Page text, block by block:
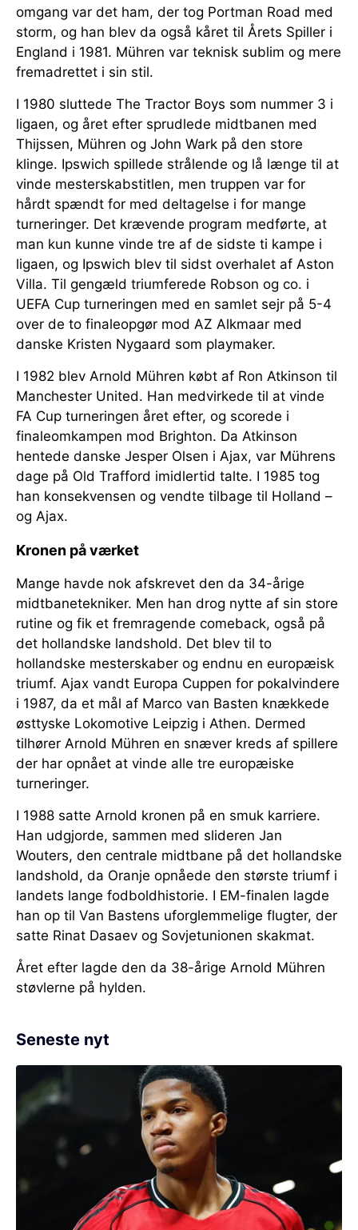
omgang var det ham, der tog Portman Road med
storm, og han blev da også kåret til Årets Spiller i
England i 1981. Mühren var teknisk sublim og mere
fremadrettet i sin stil.
I 1980 sluttede The Tractor Boys som nummer 3 i
ligaen, og året efter sprudlede midtbanen med
Thijssen, Mühren og John Wark på den store
klinge. Ipswich spillede strålende og lå længe til at
vinde mesterskabstitlen, men truppen var for
hårdt spændt for med deltagelse i for mange
turneringer. Det krævende program medførte, at
man kun kunne vinde tre af de sidste ti kampe i
ligaen, og Ipswich blev til sidst overhalet af Aston
Villa. Til gengæld triumferede Robson og co. i
UEFA Cup turneringen med en samlet sejr på 5-4
over de to finaleopgør mod AZ Alkmaar med
danske Kristen Nygaard som playmaker.
I 1982 blev Arnold Mühren købt af Ron Atkinson til
Manchester United. Han medvirkede til at vinde
FA Cup turneringen året efter, og scorede i
finaleomkampen mod Brighton. Da Atkinson
hentede danske Jesper Olsen i Ajax, var Mührens
dage på Old Trafford imidlertid talte. I 1985 tog
han konsekvensen og vendte tilbage til Holland –
og Ajax.
Kronen på værket
Mange havde nok afskrevet den da 34-årige
midtbanetekniker. Men han drog nytte af sin store
rutine og fik et fremragende comeback, også på
det hollandske landshold. Det blev til to
hollandske mesterskaber og endnu en europæisk
triumf. Ajax vandt Europa Cuppen for pokalvindere
i 1987, da et mål af Marco van Basten knækkede
østtyske Lokomotive Leipzig i Athen. Dermed
tilhører Arnold Mühren en snæver kreds af spillere
der har opnået at vinde alle tre europæiske
turneringer.
I 1988 satte Arnold kronen på en smuk karriere.
Han udgjorde, sammen med slideren Jan
Wouters, den centrale midtbane på det hollandske
landshold, da Oranje opnåede den største triumf i
landets lange fodboldhistorie. I EM-finalen lagde
han op til Van Bastens uforglemmelige flugter, der
satte Rinat Dasaev og Sovjetunionen skakmat.
Året efter lagde den da 38-årige Arnold Mühren
støvlerne på hylden.
Seneste nyt